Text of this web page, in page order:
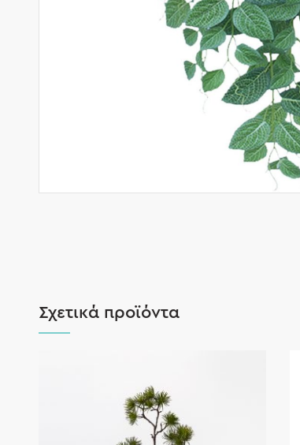
Σχετικά προϊόντα